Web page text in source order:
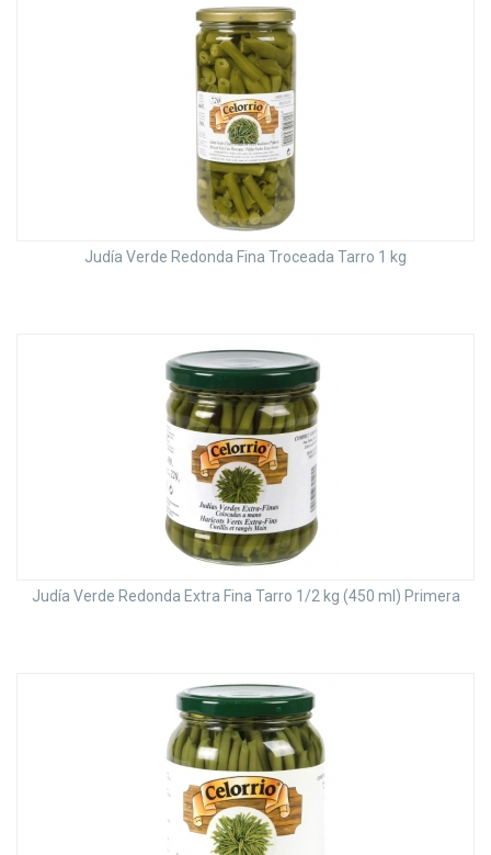
Judía Verde Redonda Fina Troceada Tarro 1 kg
Judía Verde Redonda Extra Fina Tarro 1/2 kg (450 ml) Primera